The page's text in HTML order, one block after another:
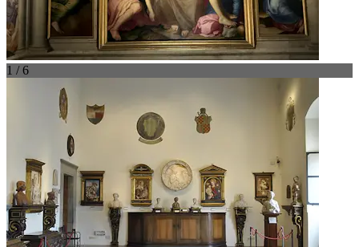
1 / 6